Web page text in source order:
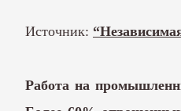
Источник:
Работа на